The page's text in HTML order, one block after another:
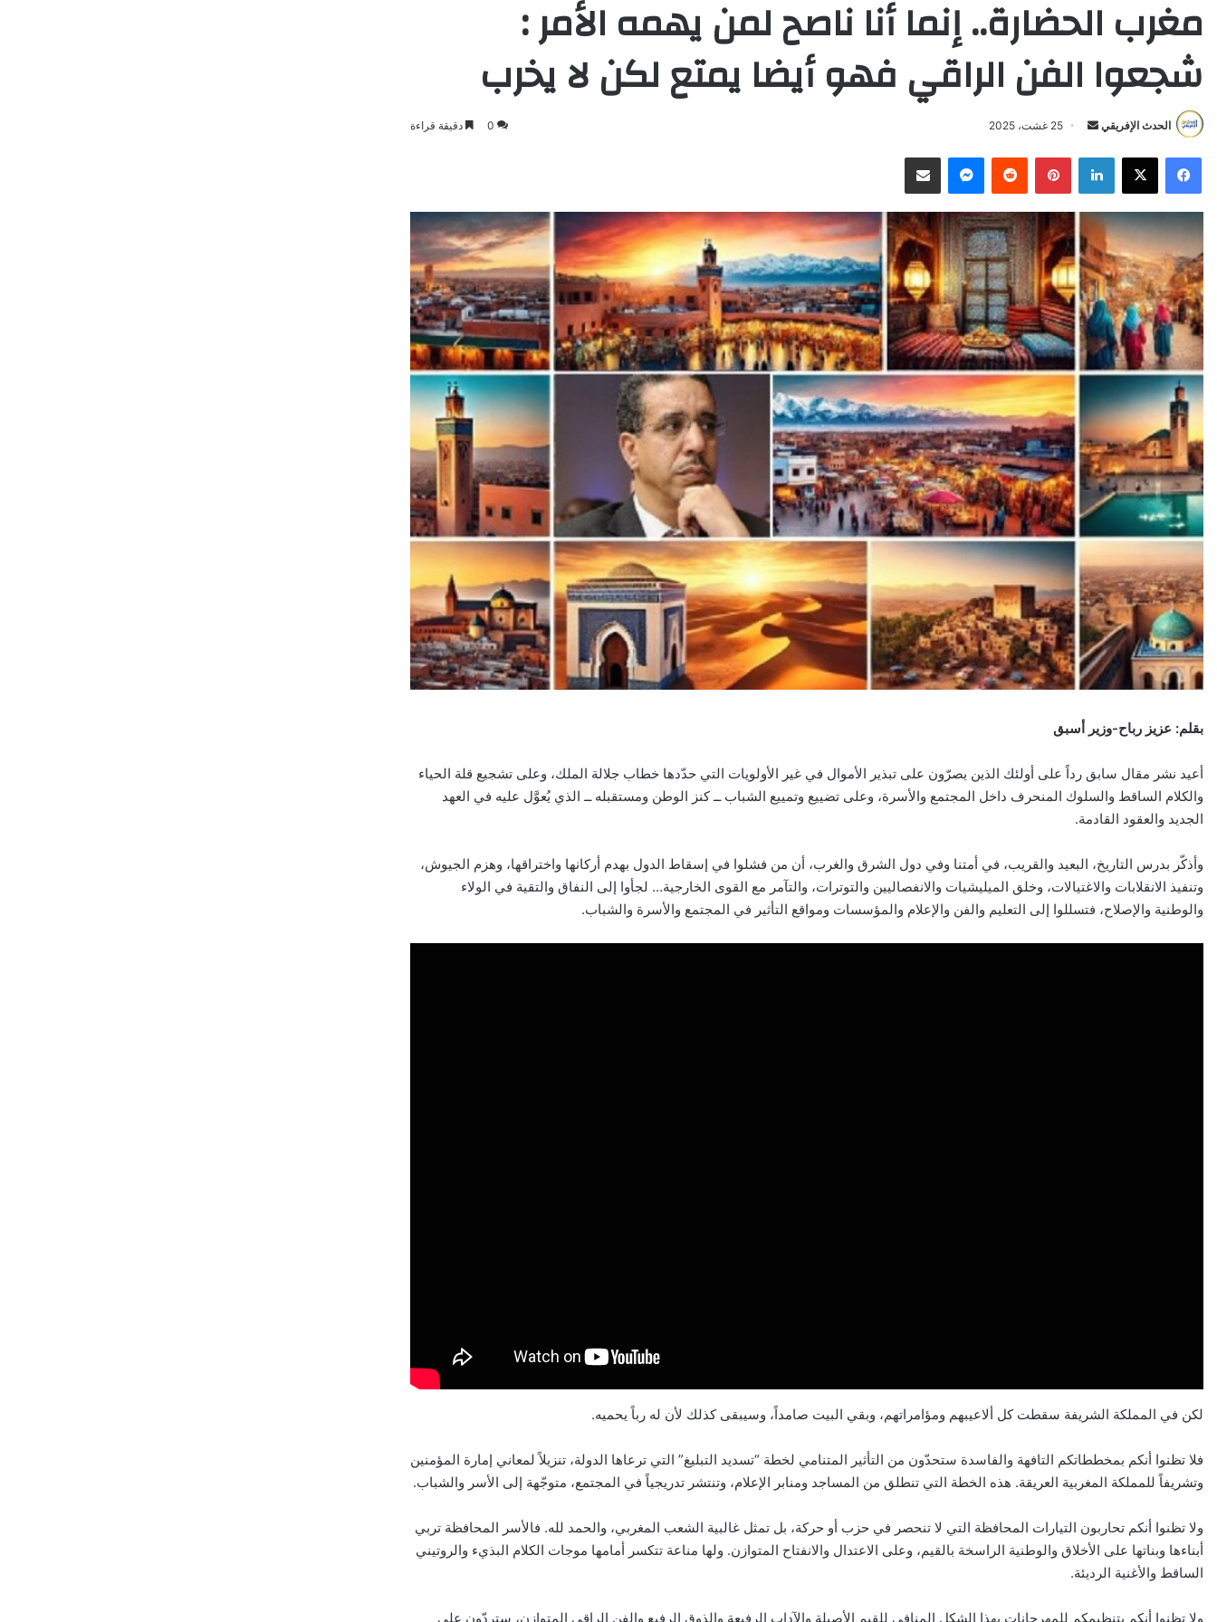
مغرب الحضارة.. إنما أنا ناصح لمن يهمه الأمر :
شجعوا الفن الراقي فهو أيضا يمتع لكن لا يخرب
الحدث الإفريقي
Send25 غشت، 2025 0 دقيقة قراءة
Facebook
X
LinkedIn
Pinterest
Reddit
Messengerانشر عبر البريد الإلكتروني
بقلم: عزيز رباح-وزير أسبق
أعيد نشر مقال سابق رداً على أولئك الذين يصرّون على تبذير الأموال في غير الأولويات التي حدّدها خطاب جلالة الملك، وعلى تشجيع قلة الحياء
والكلام الساقط والسلوك المنحرف داخل المجتمع والأسرة، وعلى تضييع وتمييع الشباب ــ كنز الوطن ومستقبله ــ الذي يُعوَّل عليه في العهد
الجديد والعقود القادمة.
وأذكّر بدرس التاريخ، البعيد والقريب، في أمتنا وفي دول الشرق والغرب، أن من فشلوا في إسقاط الدول بهدم أركانها واختراقها، وهزم الجيوش،
وتنفيذ الانقلابات والاغتيالات، وخلق الميليشيات والانفصاليين والتوترات، والتآمر مع القوى الخارجية… لجأوا إلى النفاق والتقية في الولاء
والوطنية والإصلاح، فتسللوا إلى التعليم والفن والإعلام والمؤسسات ومواقع التأثير في المجتمع والأسرة والشباب.
لكن في المملكة الشريفة سقطت كل ألاعيبهم ومؤامراتهم، وبقي البيت صامداً، وسيبقى كذلك لأن له رباً يحميه.
فلا تظنوا أنكم بمخططاتكم التافهة والفاسدة ستحدّون من التأثير المتنامي لخطة “تسديد التبليغ” التي ترعاها الدولة، تنزيلاً لمعاني إمارة المؤمنين
وتشريفاً للمملكة المغربية العريقة. هذه الخطة التي تنطلق من المساجد ومنابر الإعلام، وتنتشر تدريجياً في المجتمع، متوجّهة إلى الأسر والشباب.
ولا تظنوا أنكم تحاربون التيارات المحافظة التي لا تنحصر في حزب أو حركة، بل تمثل غالبية الشعب المغربي، والحمد لله. فالأسر المحافظة تربي
أبناءها وبناتها على الأخلاق والوطنية الراسخة بالقيم، وعلى الاعتدال والانفتاح المتوازن. ولها مناعة تتكسر أمامها موجات الكلام البذيء والروتيني
الساقط والأغنية الرديئة.
ولا تظنوا أنكم بتنظيمكم للمهرجانات بهذا الشكل المنافي للقيم الأصيلة والآداب الرفيعة والذوق الرفيع والفن الراقي المتوازن، ستردّون على